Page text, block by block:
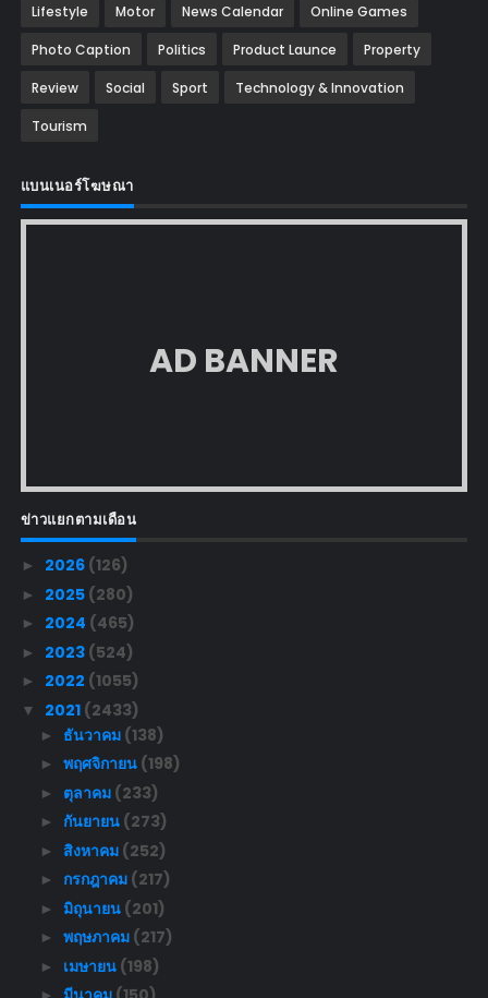
Lifestyle Motor News Calendar Online Games
Photo Caption Politics Product Launce Property
Review Social Sport Technology & Innovation
Tourism
แบนเนอร์โฆษณา
AD BANNER
ข่าวแยกตามเดือน
► 2026 (126)
► 2025 (280)
► 2024 (465)
► 2023 (524)
► 2022 (1055)
▼ 2021 (2433)
► ธันวาคม (138)
► พฤศจิกายน (198)
► ตุลาคม (233)
► กันยายน (273)
► สิงหาคม (252)
► กรกฎาคม (217)
► มิถุนายน (201)
► พฤษภาคม (217)
► เมษายน (198)